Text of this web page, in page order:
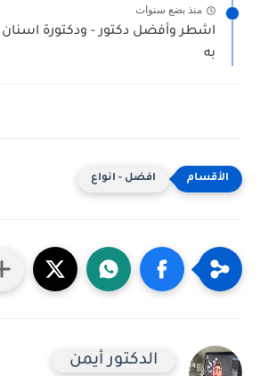
منذ بضع سنوات
اشطر وأفضل دكتور - ودكتورة
به
افضل - انواع
الدكتور أيمن